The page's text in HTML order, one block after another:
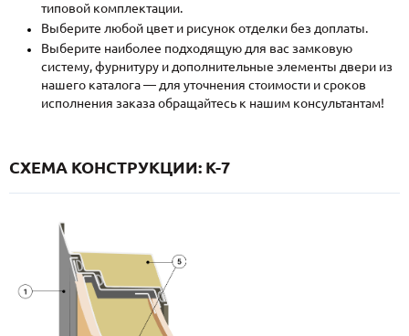
ЗАПРОСИТЬ РАСЧЕТ
Каталог Распродажа Как купить
Записаться на замер
типовой комплектации.
Выберите любой цвет и рисунок отделки без доплаты.
Выберите наиболее подходящую для вас замковую
систему, фурнитуру и дополнительные элементы двери из
нашего каталога — для уточнения стоимости и сроков
исполнения заказа обращайтесь к нашим консультантам!
СХЕМА КОНСТРУКЦИИ: K-7